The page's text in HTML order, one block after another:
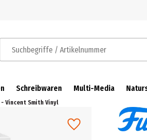
Suchbegriffe / Artikelnummer
Schreibwaren Multi-Media
- Vincent Smith Vinyl